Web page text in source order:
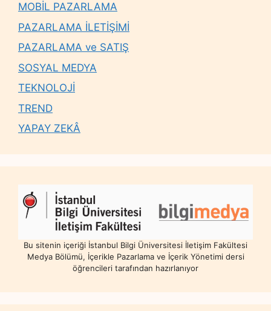
MOBİL PAZARLAMA
PAZARLAMA İLETİŞİMİ
PAZARLAMA ve SATIŞ
SOSYAL MEDYA
TEKNOLOJİ
TREND
YAPAY ZEKÂ
Bu sitenin içeriği İstanbul Bilgi Üniversitesi İletişim Fakültesi
Medya Bölümü, İçerikle Pazarlama ve İçerik Yönetimi dersi
öğrencileri tarafından hazırlanıyor